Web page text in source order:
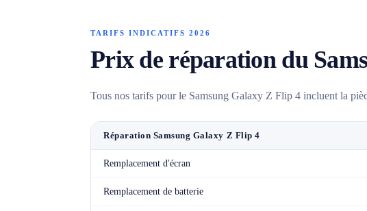
TARIFS INDICATIFS 2026
Prix de réparation du
Tous nos tarifs pour le Samsung Galaxy Z Flip 4 incluent la
Réparation Samsung Galaxy Z Flip 4
Remplacement d'écran
Remplacement de batterie